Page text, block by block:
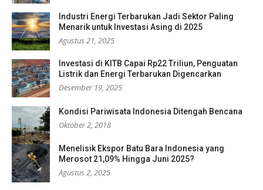
Industri Energi Terbarukan Jadi Sektor Paling
Menarik untuk Investasi Asing di 2025
Agustus 21, 2025
Investasi di KITB Capai Rp22 Triliun, Penguatan
Listrik dan Energi Terbarukan Digencarkan
Desember 19, 2025
Kondisi Pariwisata Indonesia Ditengah Bencana
Oktober 2, 2018
Menelisik Ekspor Batu Bara Indonesia yang
Merosot 21,09% Hingga Juni 2025?
Agustus 2, 2025